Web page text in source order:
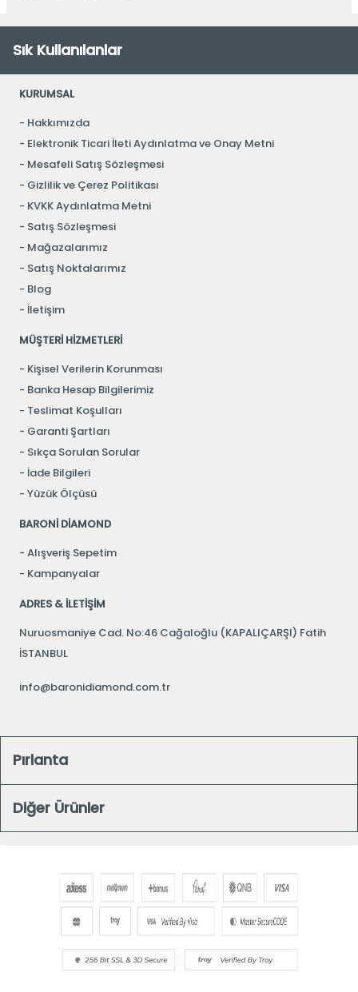
Sık Kullanılanlar
KURUMSAL
Hakkımızda
Elektronik Ticari İleti Aydınlatma ve Onay Metni
Mesafeli Satış Sözleşmesi
Gizlilik ve Çerez Politikası
KVKK Aydınlatma Metni
Satış Sözleşmesi
Mağazalarımız
Satış Noktalarımız
Blog
İletişim
MÜŞTERİ HİZMETLERİ
Kişisel Verilerin Korunması
Banka Hesap Bilgilerimiz
Teslimat Koşulları
Garanti Şartları
Sıkça Sorulan Sorular
İade Bilgileri
Yüzük Ölçüsü
BARONİ DİAMOND
Alışveriş Sepetim
Kampanyalar
ADRES & İLETİŞİM
Nuruosmaniye Cad. No:46 Cağaloğlu (KAPALIÇARŞI) Fatih
İSTANBUL
info@baronidiamond.com.tr
Pırlanta
Diğer Ürünler